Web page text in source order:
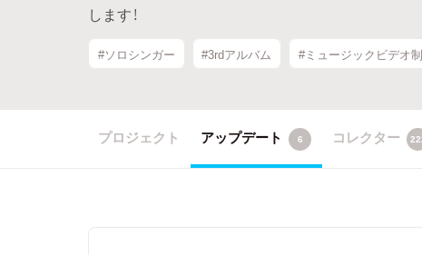
します！
#ソロシンガー #3rdアルバム #ミュージックビデオ
プロジェクト アップデート 6 コレクター